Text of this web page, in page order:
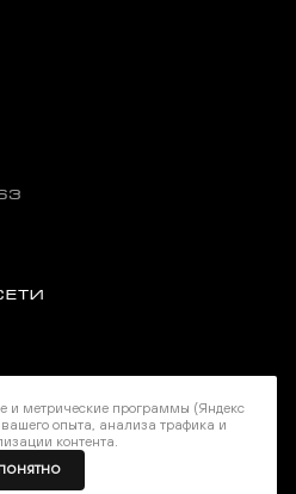
защищены
и метрические программы (Яндекс
опыта, анализа трафика и
контента.